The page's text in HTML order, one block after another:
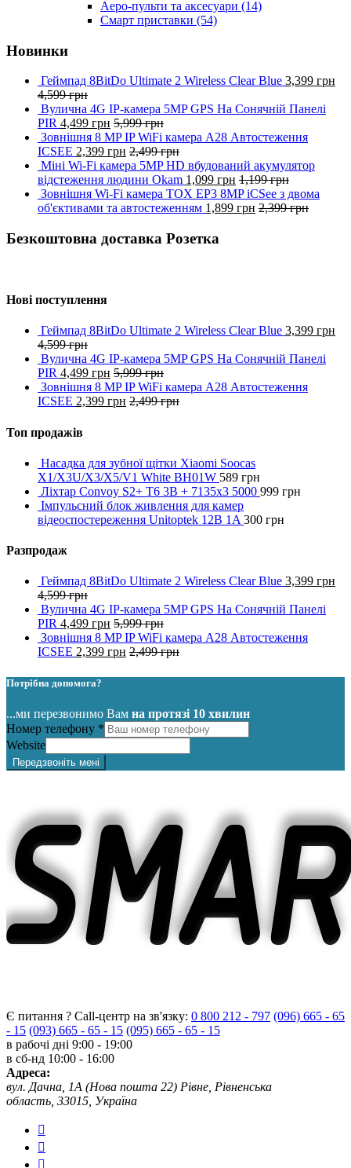
Аеро-пульти та аксесуари (14)
Смарт приставки (54)
Новинки
Геймпад 8BitDo Ultimate 2 Wireless Clear Blue 3,399 грн
4,599грн
Вулична 4G IP-камера 5MP GPS На Сонячній Панелі
PIR 4,499 грн 5,999грн
Зовнішня 8 MP IP WiFi камера A28 Автостеження
ICSEE 2,399 грн 2,499грн
Міні Wi-Fi камера 5MP HD вбудований акумулятор
відстеження людини Okam 1,099 грн 1,199грн
Зовнішня Wi-Fi камера TOX EP3 8MP iCSee з двома
об'єктивами та автостеженням 1,899 грн 2,399грн
Безкоштовна доставка Розетка
Нові поступлення
Геймпад 8BitDo Ultimate 2 Wireless Clear Blue 3,399 грн
4,599грн
Вулична 4G IP-камера 5MP GPS На Сонячній Панелі
PIR 4,499 грн 5,999грн
Зовнішня 8 MP IP WiFi камера A28 Автостеження
ICSEE 2,399 грн 2,499грн
Топ продажів
Насадка для зубної щітки Xiaomi Soocas
X1/X3U/X3/X5/V1 White BH01W 589 грн
Ліхтар Convoy S2+ T6 3B + 7135x3 5000 999 грн
Імпульсний блок живлення для камер
відеоспостереження Unitoptek 12B 1A 300 грн
Разпродаж
Геймпад 8BitDo Ultimate 2 Wireless Clear Blue 3,399 грн
4,599грн
Вулична 4G IP-камера 5MP GPS На Сонячній Панелі
PIR 4,499 грн 5,999грн
Зовнішня 8 MP IP WiFi камера A28 Автостеження
ICSEE 2,399 грн 2,499грн
Потрібна допомога?
...ми перезвонимо Вам на протязі 10 хвилин
Номер телефону *
Website
Передзвоніть мені
Є питання ? Call-центр на зв'язку: 0 800 212 - 797 (096) 665 - 65
- 15 (093) 665 - 65 - 15 (095) 665 - 65 - 15
в рабочі дні 9:00 - 19:00
в сб-нд 10:00 - 16:00
Адреса:
вул. Дачна, 1А (Нова пошта 22) Рівне, Рівненська
область, 33015, Україна